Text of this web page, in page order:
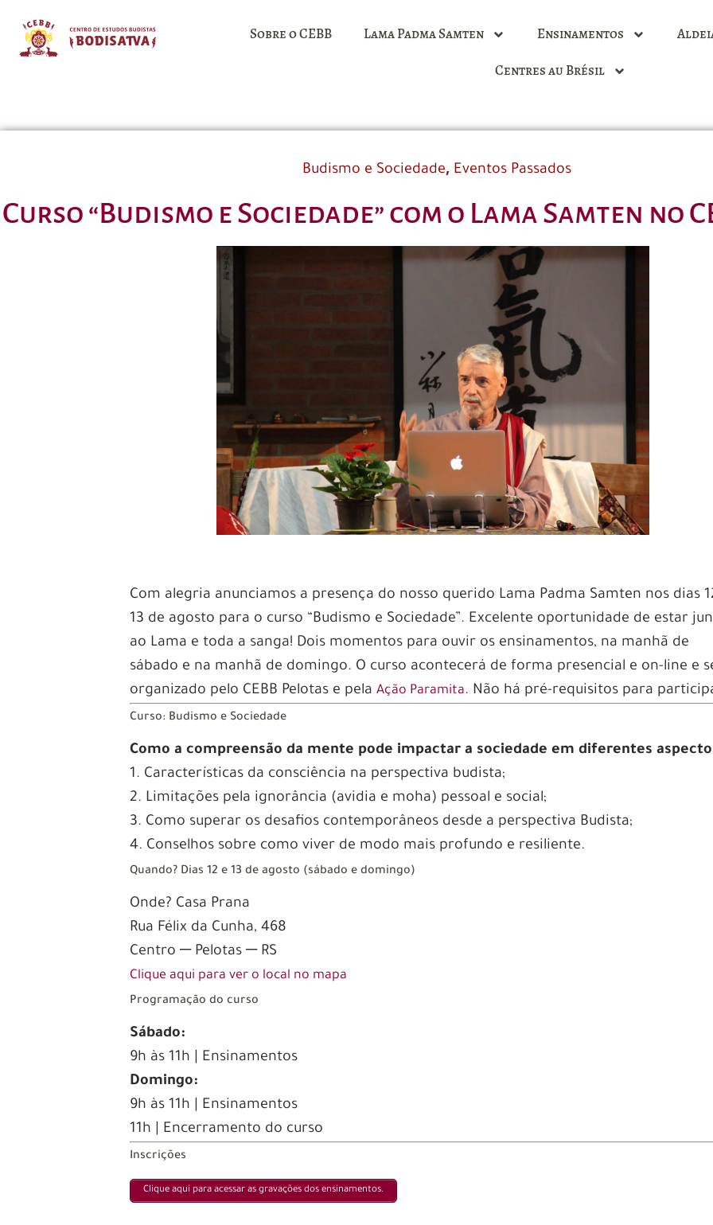
Sobre o CEBB Lama Padma Samten Ensinamentos
Centres au Brésil
Budismo e Sociedade, Eventos Passados
Curso “Budismo e Sociedade” com o Lama Samten no
Com alegria anunciamos a presença do nosso querido Lama Padma Samten nos dias
13 de agosto para o curso “Budismo e Sociedade”. Excelente oportunidade de estar
ao Lama e toda a sanga! Dois momentos para ouvir os ensinamentos, na manhã de
sábado e na manhã de domingo. O curso acontecerá de forma presencial e on-line e
organizado pelo CEBB Pelotas e pelaAção Paramita. Não há pré-requisitos para
Curso: Budismo e Sociedade
Como a compreensão da mente pode impactar a sociedade em diferentes
1. Características da consciência na perspectiva budista;
2. Limitações pela ignorância (avidia e moha) pessoal e social;
3. Como superar os desafios contemporâneos desde a perspectiva Budista;
4. Conselhos sobre como viver de modo mais profundo e resiliente.
Quando? Dias 12 e 13 de agosto (sábado e domingo)
Onde? Casa Prana
Rua Félix da Cunha, 468
Centro ─ Pelotas ─ RS
Clique aqui para ver o local no mapa
Programação do curso
Sábado:
9h às 11h | Ensinamentos
Domingo:
9h às 11h | Ensinamentos
11h | Encerramento do curso
Inscrições
Clique aqui para acessar as gravações dos ensinamentos.